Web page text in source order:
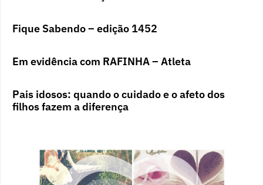
Fique Sabendo – edição 1452
Em evidência com RAFINHA – Atleta
Pais idosos: quando o cuidado e o afeto dos
filhos fazem a diferença